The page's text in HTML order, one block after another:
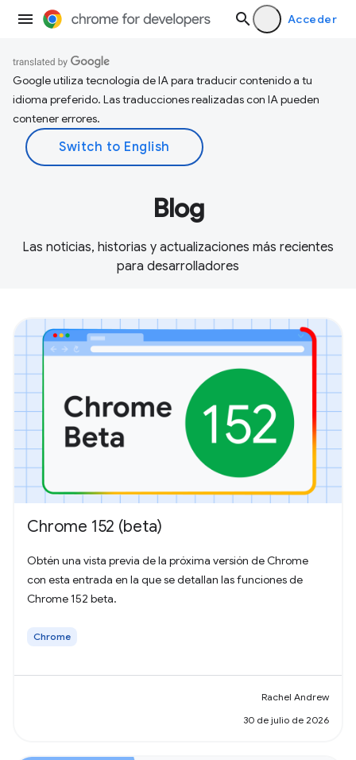
Acceder
Google utiliza tecnología de IA para traducir contenido a tu
idioma preferido. Las traducciones realizadas con IA pueden
contener errores.
Blog
Las noticias, historias y actualizaciones más recientes
para desarrolladores
Chrome 152 (beta)
Obtén una vista previa de la próxima versión de Chrome
con esta entrada en la que se detallan las funciones de
Chrome 152 beta.
Chrome
Rachel Andrew
30 de julio de 2026